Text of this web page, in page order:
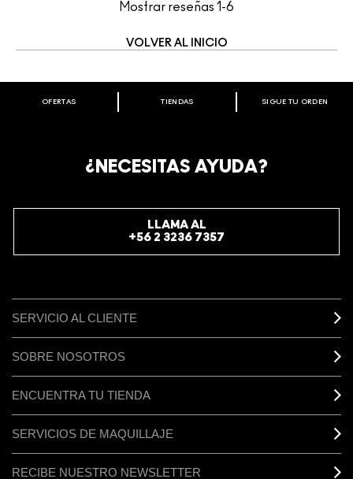
Mostrar reseñas 1-6
VOLVER AL INICIO
BIENVENIDO A M·A·C COSMETICS
REGÍSTRATE AHORA PARA RECIBIR INFORMACIÓN
OFERTAS TIENDAS SIGUE TU ORDEN
¿NECESITAS AYUDA?
LLAMA AL
+56 2 3236 7357
SERVICIO AL CLIENTE
SOBRE NOSOTROS
ENCUENTRA TU TIENDA
SERVICIOS DE MAQUILLAJE
RECIBE NUESTRO NEWSLETTER